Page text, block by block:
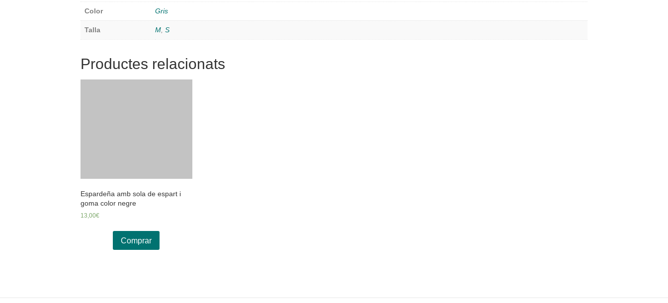
Color Gris
Talla M S
Productes relacionats
Espardeña amb sola de espart i
goma color negre
13,00€
Comprar